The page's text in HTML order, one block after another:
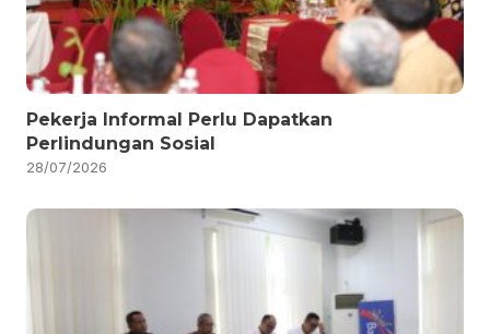
Pekerja Informal Perlu Dapatkan
Perlindungan Sosial
28/07/2026